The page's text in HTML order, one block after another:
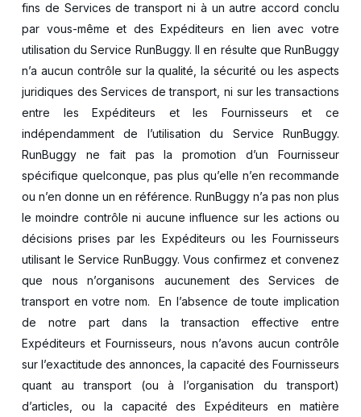
fins de Services de transport ni à un autre accord conclu
par vous-même et des Expéditeurs en lien avec votre
utilisation du Service RunBuggy. Il en résulte que RunBuggy
n’a aucun contrôle sur la qualité, la sécurité ou les aspects
juridiques des Services de transport, ni sur les transactions
entre les Expéditeurs et les Fournisseurs et ce
indépendamment de l’utilisation du Service RunBuggy.
RunBuggy ne fait pas la promotion d’un Fournisseur
spécifique quelconque, pas plus qu’elle n’en recommande
ou n’en donne un en référence. RunBuggy n’a pas non plus
le moindre contrôle ni aucune influence sur les actions ou
décisions prises par les Expéditeurs ou les Fournisseurs
utilisant le Service RunBuggy. Vous confirmez et convenez
que nous n’organisons aucunement des Services de
transport en votre nom. En l’absence de toute implication
de notre part dans la transaction effective entre
Expéditeurs et Fournisseurs, nous n’avons aucun contrôle
sur l’exactitude des annonces, la capacité des Fournisseurs
quant au transport (ou à l’organisation du transport)
d’articles, ou la capacité des Expéditeurs en matière